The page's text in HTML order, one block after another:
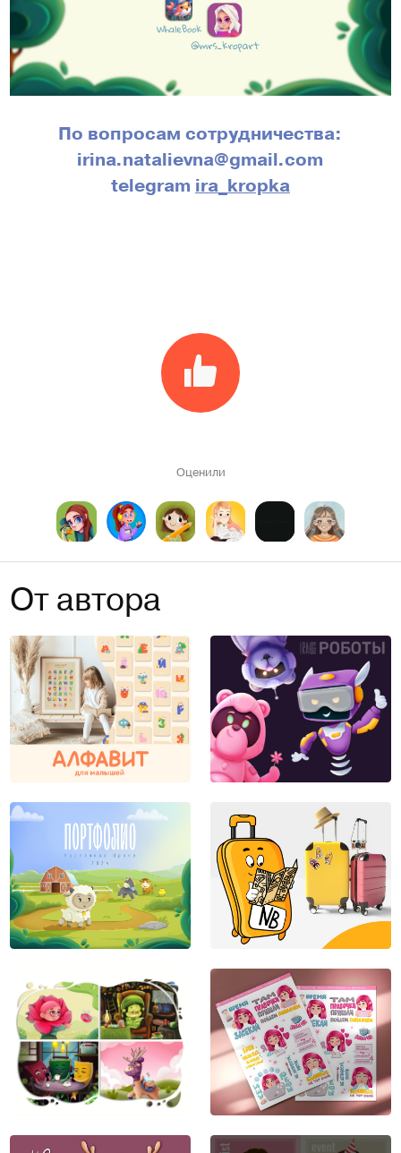
По вопросам сотрудничества:
irina.natalievna@gmail.com
telegram ira_kropka
Оценили
От автора